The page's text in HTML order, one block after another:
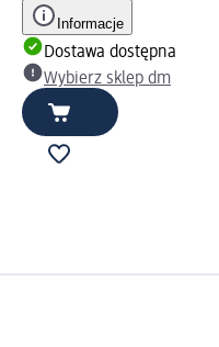
Informacje
Dostawa dostępna
Wybierz sklep dm